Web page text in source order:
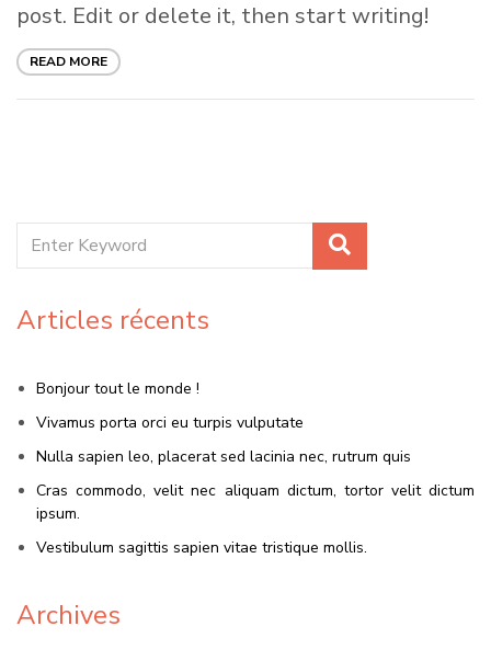
post. Edit or delete it, then start writing!
READ MORE
Articles récents
Bonjour tout le monde !
Vivamus porta orci eu turpis vulputate
Nulla sapien leo, placerat sed lacinia nec, rutrum quis
Cras commodo, velit nec aliquam dictum, tortor velit dictum
ipsum.
Vestibulum sagittis sapien vitae tristique mollis.
Archives